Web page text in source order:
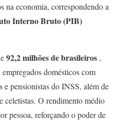
na economia, correspondendo a
Interno Bruto (PIB)
92,2 milhões de brasileiros ,
domésticos com
e pensionistas do INSS, além de
celetistas. O rendimento médio
pessoa, reforçando o poder de